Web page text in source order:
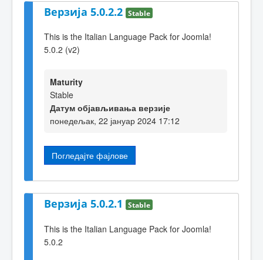
Верзија 5.0.2.2 Stable
This is the Italian Language Pack for Joomla!
5.0.2 (v2)
Maturity
Stable
Датум објављивања верзије
понедељак, 22 јануар 2024 17:12
Погледајте фајлове
Верзија 5.0.2.1 Stable
This is the Italian Language Pack for Joomla!
5.0.2